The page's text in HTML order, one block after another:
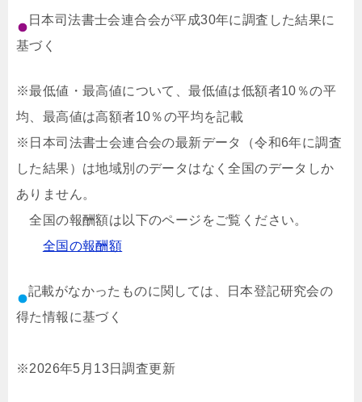
日本司法書士会連合会が平成30年に調査した結果に
基づく
※最低値・最高値について、最低値は低額者10％の平
均、最高値は高額者10％の平均を記載
※日本司法書士会連合会の最新データ（令和6年に調査
した結果）は地域別のデータはなく全国のデータしか
ありません。
全国の報酬額は以下のページをご覧ください。
全国の報酬額
記載がなかったものに関しては、日本登記研究会の
得た情報に基づく
※2026年5月13日調査更新